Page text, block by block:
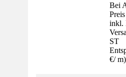
Bei
inkl.
ST
€/ m)